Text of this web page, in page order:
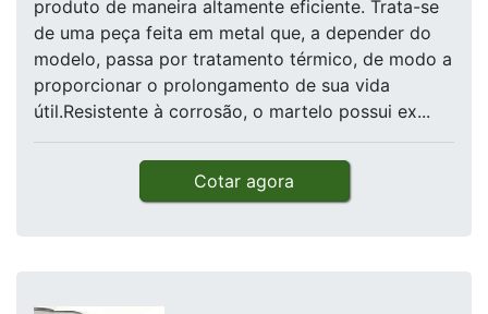
produto de maneira altamente eficiente. Trata-se
de uma peça feita em metal que, a depender do
modelo, passa por tratamento térmico, de modo a
proporcionar o prolongamento de sua vida
útil.Resistente à corrosão, o martelo possui ex...
Cotar agora